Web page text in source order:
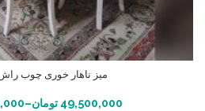
میز ناهار خوری چوب
49,500,000 تومان–
انتخاب گزینه